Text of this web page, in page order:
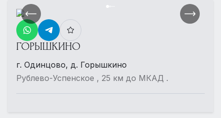
ГОРЫШКИНО
г. Одинцово, д. Горышкино
Рублево-Успенское , 25 км до МКАД .